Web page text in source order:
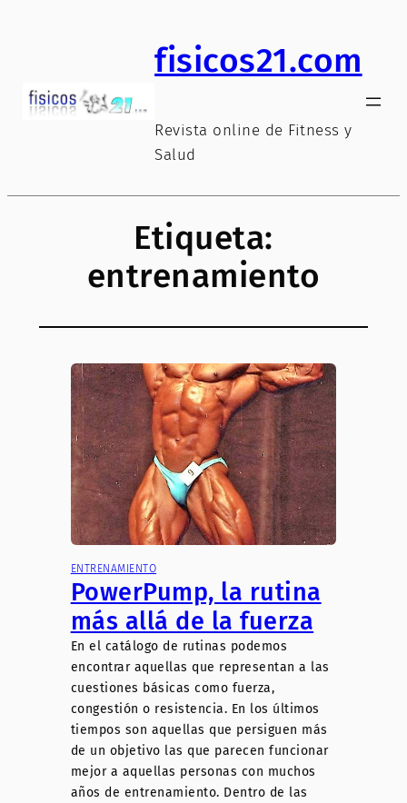
fisicos21.com
Revista online de Fitness y
Salud
Etiqueta:
entrenamiento
ENTRENAMIENTO
PowerPump, la rutina
más allá de la fuerza
En el catálogo de rutinas podemos
encontrar aquellas que representan a las
cuestiones básicas como fuerza,
congestión o resistencia. En los últimos
tiempos son aquellas que persiguen más
de un objetivo las que parecen funcionar
mejor a aquellas personas con muchos
años de entrenamiento. Dentro de las